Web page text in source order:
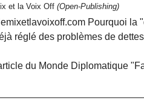
et la Voix Off (Open-Publishing)
Pourquoi la
réglé des problèmes de
du Monde Diplomatique